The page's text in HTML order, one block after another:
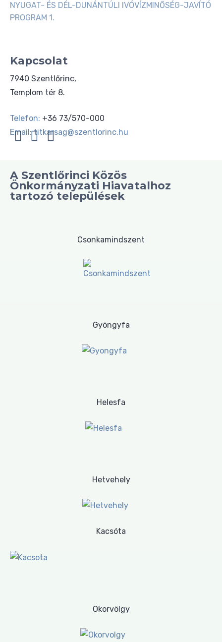
NYUGAT- ÉS DÉL-DUNÁNTÚLI IVÓVÍZMINŐSÉG-JAVÍTÓ
PROGRAM 1.
Kapcsolat
7940 Szentlőrinc,
Templom tér 8.
Telefon: +36 73/570-000
Email: titkarsag@szentlorinc.hu
A Szentlőrinci Közös
Önkormányzati Hiavatalhoz
tartozó települések
Csonkamindszent
Gyöngyfa
Helesfa
Hetvehely
Kacsóta
Okorvölgy